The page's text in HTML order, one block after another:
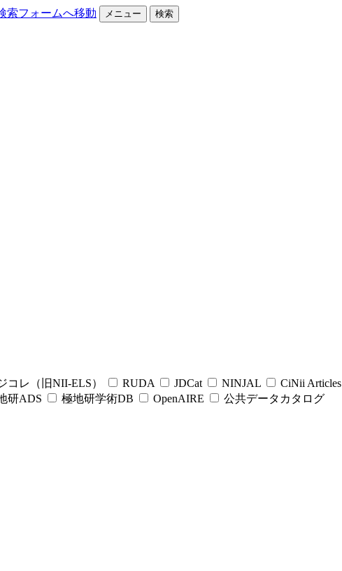
索フォームへ移動 メニュー 検索
コレ（旧NII-ELS） RUDA JDCat NINJAL CiNii Articles
研ADS 極地研学術DB OpenAIRE 公共データカタログ